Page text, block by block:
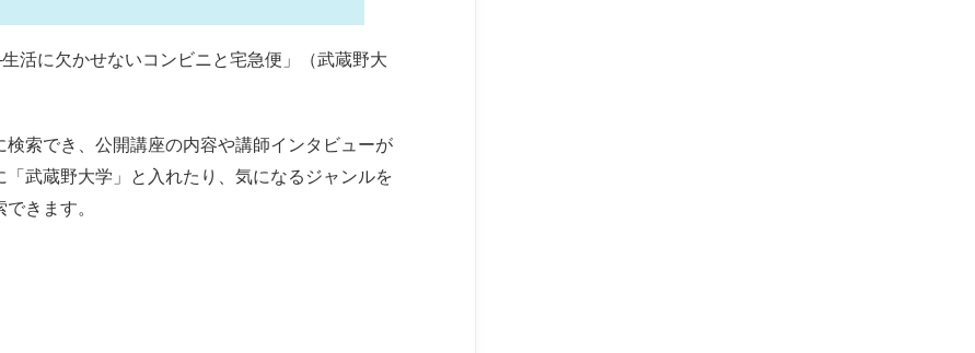
活に欠かせないコンビニと宅急便」（武蔵野大
索でき、公開講座の内容や講師インタビューが
「武蔵野大学」と入れたり、気になるジャンルを
きます。